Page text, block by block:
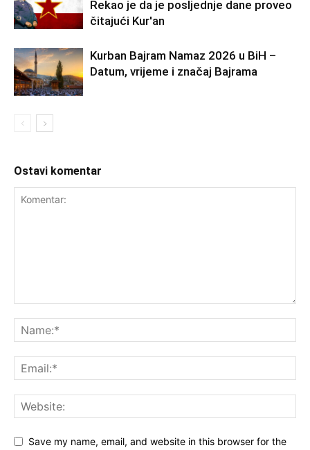
Rekao je da je posljednje dane proveo
čitajući Kur'an
Kurban Bajram Namaz 2026 u BiH –
Datum, vrijeme i značaj Bajrama
Ostavi komentar
Save my name, email, and website in this browser for the